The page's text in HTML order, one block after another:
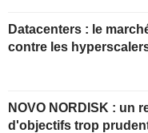
Datacenters : le
contre les
NOVO NORDISK : un relèvement
d'objectifs trop